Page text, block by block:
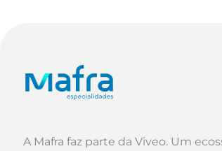
A Mafra faz parte da Viveo. Um